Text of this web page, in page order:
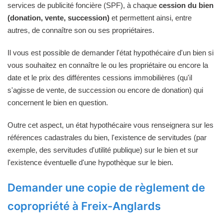
services de publicité foncière (SPF), à chaque cession du bien
(donation, vente, succession) et permettent ainsi, entre
autres, de connaître son ou ses propriétaires.
Il vous est possible de demander l'état hypothécaire d'un bien si
vous souhaitez en connaître le ou les propriétaire ou encore la
date et le prix des différentes cessions immobilières (qu'il
s'agisse de vente, de succession ou encore de donation) qui
concernent le bien en question.
Outre cet aspect, un état hypothécaire vous renseignera sur les
références cadastrales du bien, l'existence de servitudes (par
exemple, des servitudes d'utilité publique) sur le bien et sur
l'existence éventuelle d'une hypothèque sur le bien.
Demander une copie de règlement de
copropriété à Freix-Anglards